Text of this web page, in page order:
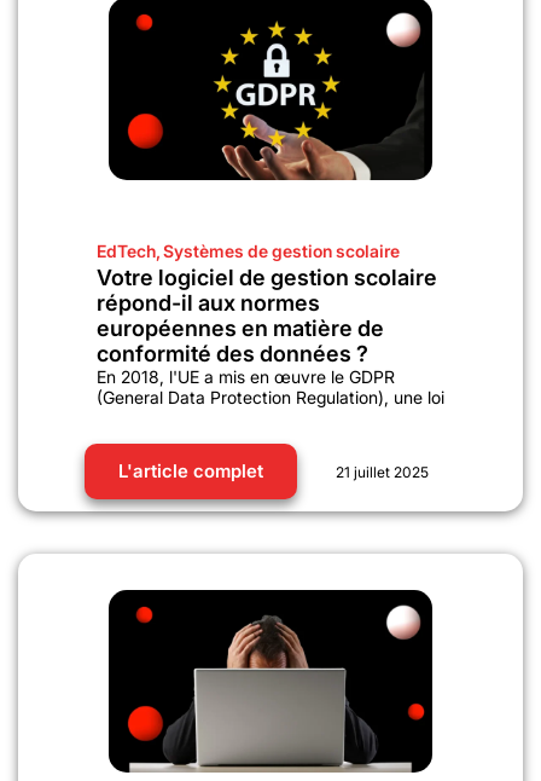
EdTech,Systèmes de gestion scolaire
Votre logiciel de gestion scolaire
répond-il aux normes
européennes en matière de
conformité des données ?
En 2018, l'UE a mis en œuvre le GDPR
(General Data Protection Regulation), une loi
L'article complet 21 juillet 2025